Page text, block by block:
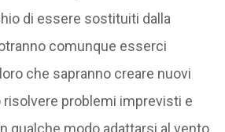
di essere sostituiti dalla
comunque esserci
che sapranno creare nuovi
problemi imprevisti e
qualche modo adattarsi al vento